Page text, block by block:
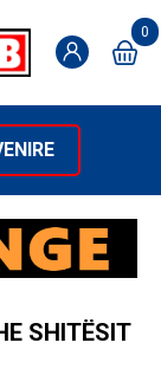
0
SHITËSIT